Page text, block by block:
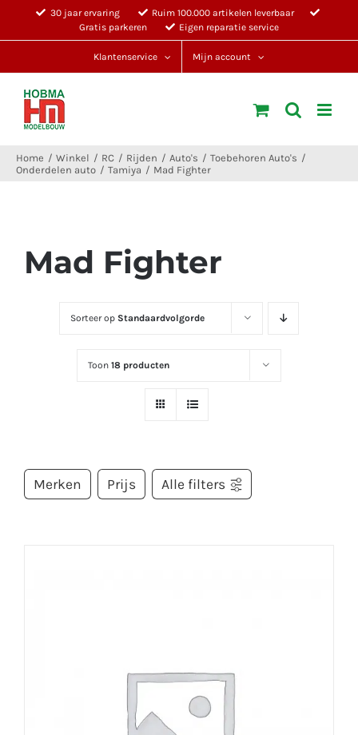
30 jaar ervaring
Ruim 100.000 artikelen leverbaar
Gratis parkeren
Eigen reparatie service
Klantenservice Mijn account
Home Winkel RC Rijden Auto's
Toebehoren Auto's
Onderdelen auto
Tamiya Mad Fighter
Mad Fighter
Sorteer op Standaardvolgorde
Toon18 producten
Merken Prijs Alle filters